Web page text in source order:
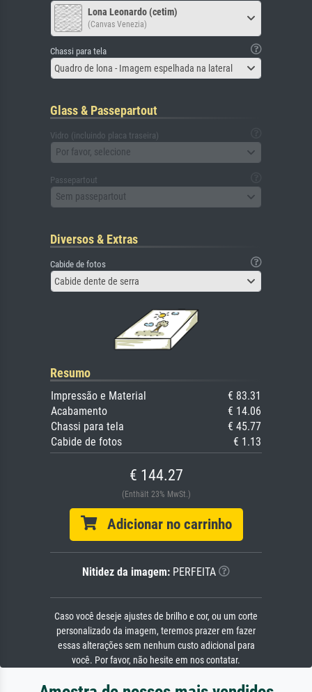
Lona Leonardo (cetim)
(Canvas Venezia)
Chassi para tela
Quadro de lona - Imagem espelhada na lateral
Glass & Passepartout
Vidro (incluindo placa traseira)
Por favor, selecione
Passepartout
Sem passepartout
Diversos & Extras
Cabide de fotos
Cabide dente de serra
Resumo
Impressão e Material
€ 83.31
Acabamento
€ 14.06
Chassi para tela
€ 45.77
Cabide de fotos
€ 1.13
€ 144.27
(Enthält 23% MwSt.)
Adicionar no carrinho
Nitidez da imagem: PERFEITA
Caso você deseje ajustes de brilho e cor, ou um corte
personalizado da imagem, teremos prazer em fazer
essas alterações sem nenhum custo adicional para
você. Por favor, não hesite em nos contatar.